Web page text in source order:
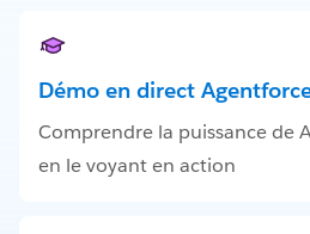
Démo en direct
Comprendre la puissance de
en le voyant en action